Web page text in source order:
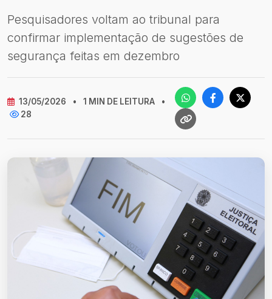
Pesquisadores voltam ao tribunal para
confirmar implementação de sugestões de
segurança feitas em dezembro
13/05/2026 • 1 MIN DE LEITURA
•
28